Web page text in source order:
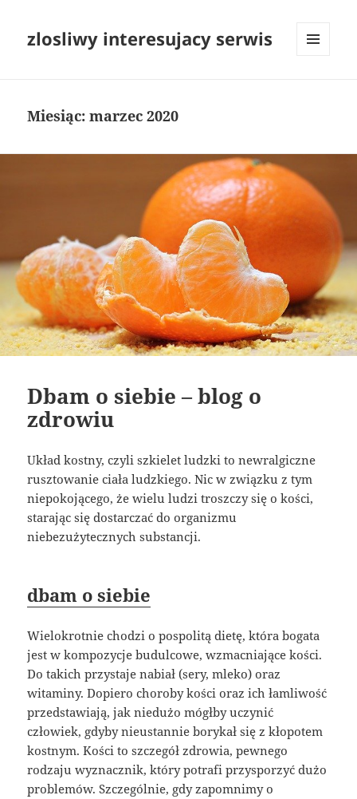
zlosliwy interesujacy serwis
Miesiąc:marzec 2020
Dbam o siebie – blog o
zdrowiu
Układ kostny, czyli szkielet ludzki to newralgiczne
rusztowanie ciała ludzkiego. Nic w związku z tym
niepokojącego, że wielu ludzi troszczy się o kości,
starając się dostarczać do organizmu
niebezużytecznych substancji.
dbam o siebie
Wielokrotnie chodzi o pospolitą dietę, która bogata
jest w kompozycje budulcowe, wzmacniające kości.
Do takich przystaje nabiał (sery, mleko) oraz
witaminy. Dopiero choroby kości oraz ich łamliwość
przedstawiają, jak niedużo mógłby uczynić
człowiek, gdyby nieustannie borykał się z kłopotem
kostnym. Kości to szczegół zdrowia, pewnego
rodzaju wyznacznik, który potrafi przysporzyć dużo
problemów. Szczególnie, gdy zapomnimy o